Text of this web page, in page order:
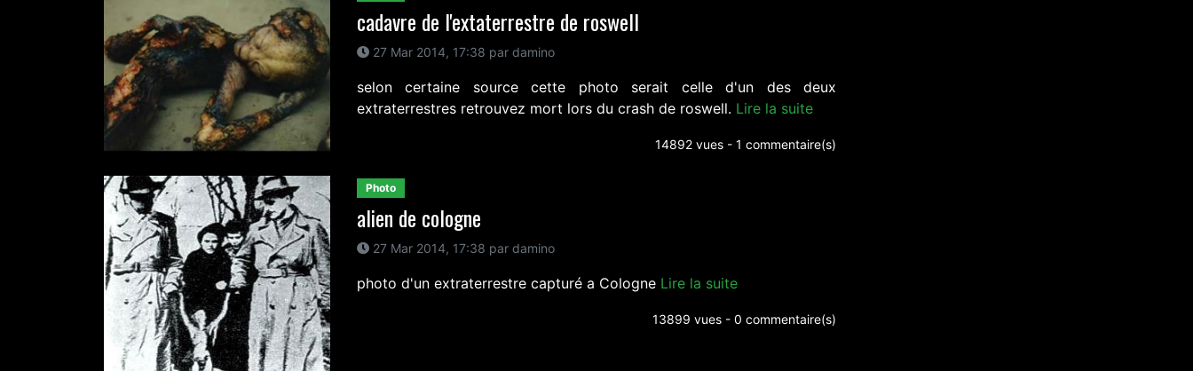
cadavre de l'extaterrestre de roswell
27 Mar 2014, 17:38 par damino
selon certaine source cette photo serait celle d'un des deux
extraterrestres retrouvez mort lors du crash de roswell. Lire la suite
14892 vues - 1 commentaire(s)
Photo
alien de cologne
27 Mar 2014, 17:38 par damino
photo d'un extraterrestre capturé a Cologne Lire la suite
13899 vues - 0 commentaire(s)